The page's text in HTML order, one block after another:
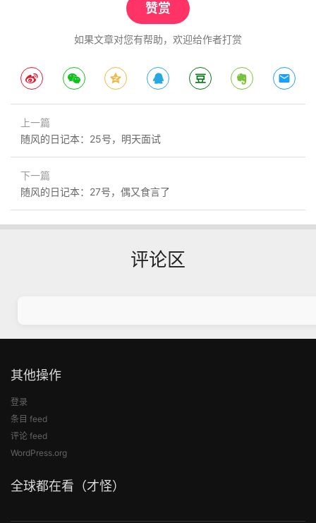
赞赏
如果文章对您有帮助，欢迎给作者打赏
上一篇
随风的日记本：25号，明天面试
下一篇
随风的日记本：27号，偶又食言了
评论区
其他操作
登录
条目 feed
评论 feed
WordPress.org
全球都在看（才怪）